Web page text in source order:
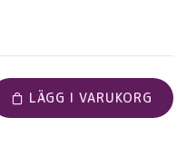
LÄGG I VARUKORG